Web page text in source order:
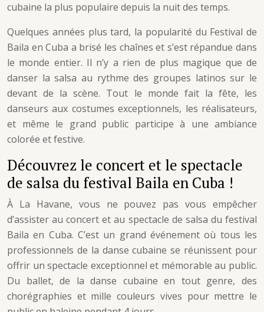
cubaine la plus populaire depuis la nuit des temps.
Quelques années plus tard, la popularité du Festival de
Baila en Cuba a brisé les chaînes et s’est répandue dans
le monde entier. Il n’y a rien de plus magique que de
danser la salsa au rythme des groupes latinos sur le
devant de la scène. Tout le monde fait la fête, les
danseurs aux costumes exceptionnels, les réalisateurs,
et même le grand public participe à une ambiance
colorée et festive.
Découvrez le concert et le spectacle
de salsa du festival Baila en Cuba !
À La Havane, vous ne pouvez pas vous empêcher
d’assister au concert et au spectacle de salsa du festival
Baila en Cuba. C’est un grand événement où tous les
professionnels de la danse cubaine se réunissent pour
offrir un spectacle exceptionnel et mémorable au public.
Du ballet, de la danse cubaine en tout genre, des
chorégraphies et mille couleurs vives pour mettre le